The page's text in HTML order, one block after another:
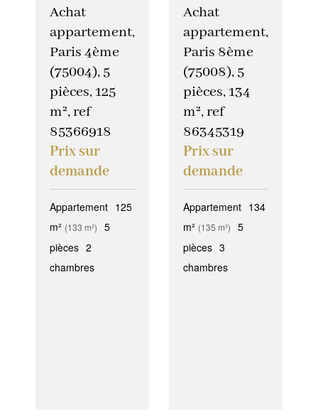
Achat
appartement,
Paris 4ème
(75004), 5
pièces, 125
m², ref
85366918
Prix sur
demande
Appartement 125
m² (133 m²)
5
pièces 2
chambres
Achat
appartement,
Paris 8ème
(75008), 5
pièces, 134
m², ref
86345319
Prix sur
demande
Appartement 134
m² (135 m²)
5
pièces 3
chambres